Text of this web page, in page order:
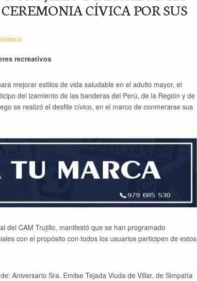
CÍVICA POR SUS
recreativos
mejorar estilos de vida saludable en el adulto mayor, el
del izamiento de las banderas del Perú, de la Región y de
se realizó el desfile cívico, en el marco de conmerarse sus
del CAM Trujillo, manifestó que se han programado
con el propósito con todos los usuarios participen de estos
Aniversario Sra. Emilse Tejada Viuda de Villar, de Simpatía